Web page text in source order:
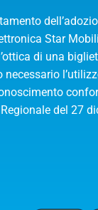
Data
Star
di una
necessario
del 27